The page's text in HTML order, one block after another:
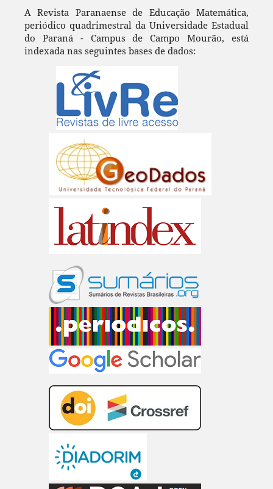
A Revista Paranaense de Educação Matemática,
periódico quadrimestral da Universidade Estadual
do Paraná - Campus de Campo Mourão, está
indexada nas seguintes bases de dados: